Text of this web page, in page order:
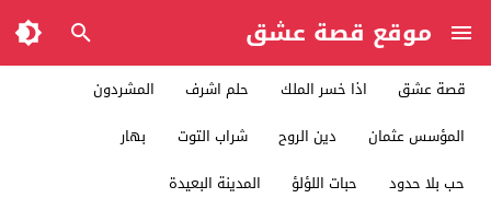
موقع قصة عشق
قصة عشق اذا خسر الملك حلم اشرف
المشردون
المؤسس عثمان
دين الروح شراب التوت
بهار
حب بلا حدود
حبات اللؤلؤ المدينة البعيدة